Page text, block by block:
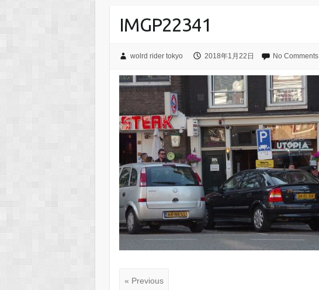
IMGP22341
wolrd rider tokyo 2018年1月22日 No Comments
« Previous